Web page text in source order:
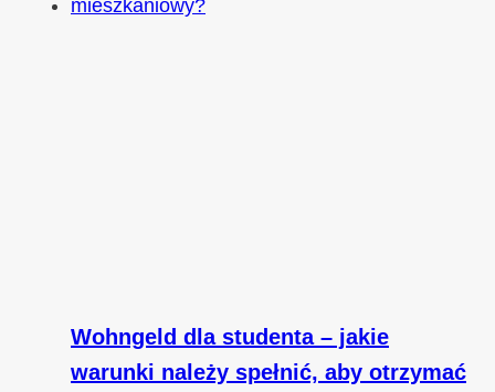
Wohngeld dla studenta – jakie
warunki należy spełnić, aby otrzymać